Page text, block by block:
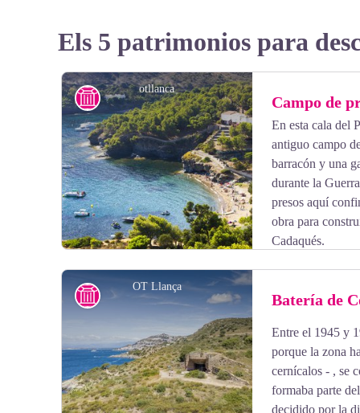
Els 5 patrimonios para
otllanca
View picture in full screen
Historia Campo de
En esta cala del
antiguo campo
barracón y una
durante la
presos aquí
obra para
Cadaqués.
OT Llança
Historia Batería de
Entre el 1945 y
porque la zona
cernícalos - , se
formaba parte
decidido por la